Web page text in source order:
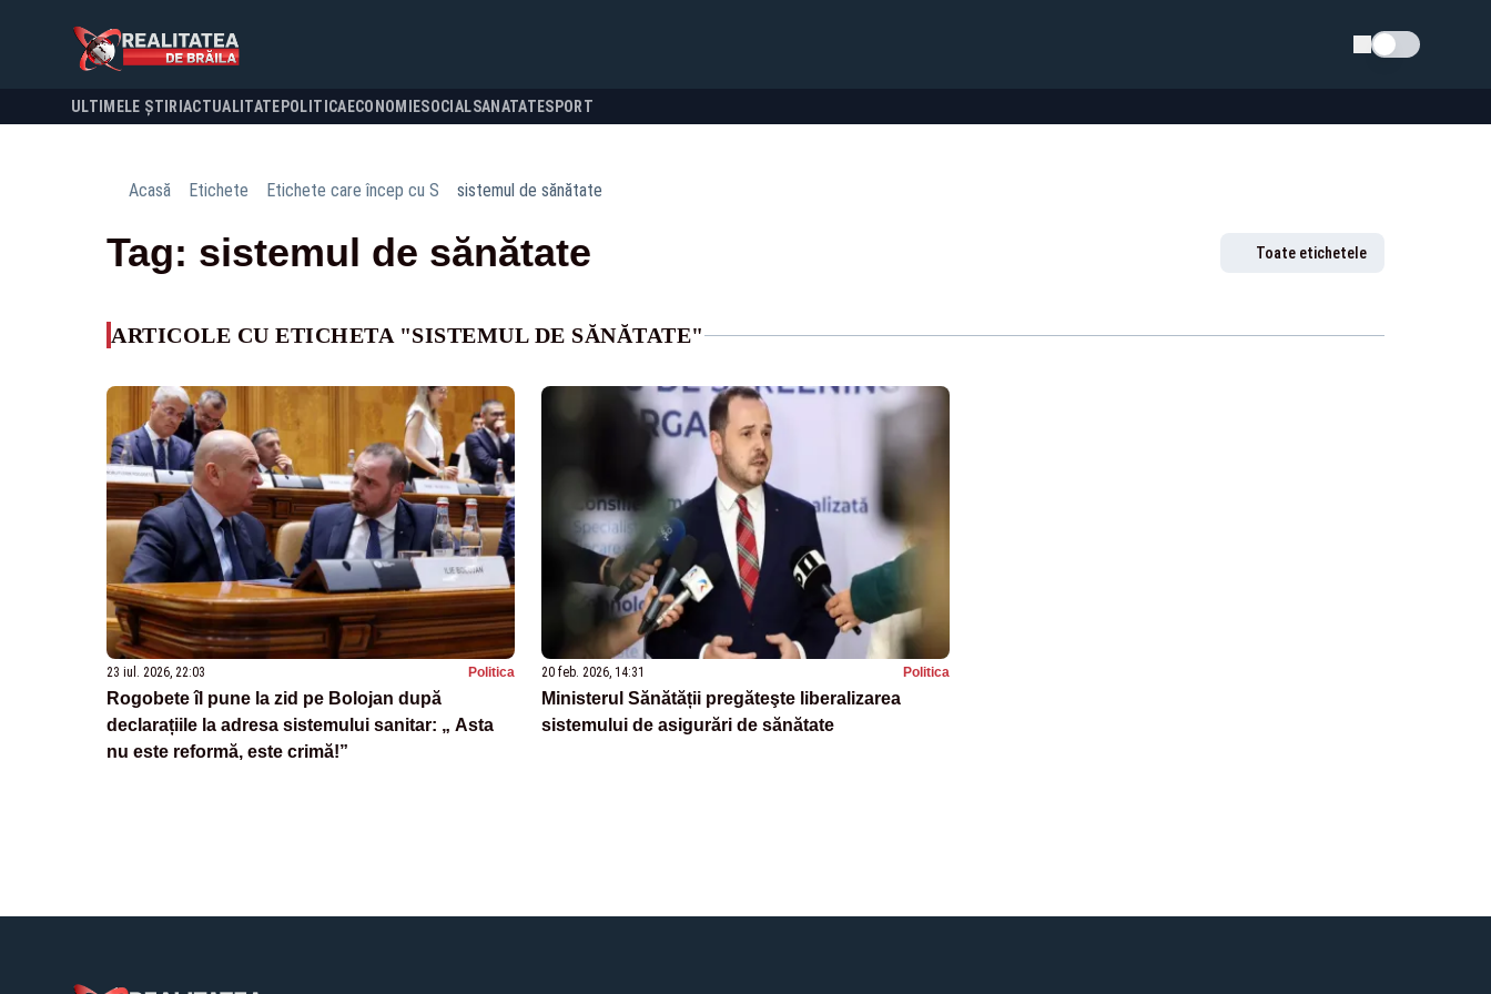
Schimba tema
ULTIMELE ȘTIRI ACTUALITATE POLITICA ECONOMIESOCIALSANATATESPORT
Acasă Etichete Etichete care încep cu S sistemul de sănătate
Tag: sistemul de sănătate Toate etichetele
ARTICOLE CU ETICHETA "SISTEMUL DE SĂNĂTATE"
23 iul. 2026, 22:03 Politica
Rogobete îl pune la zid pe Bolojan după
declarațiile la adresa sistemului sanitar: „ Asta
nu este reformă, este crimă!”
20 feb. 2026, 14:31 Politica
Ministerul Sănătății pregăteşte liberalizarea
sistemului de asigurări de sănătate